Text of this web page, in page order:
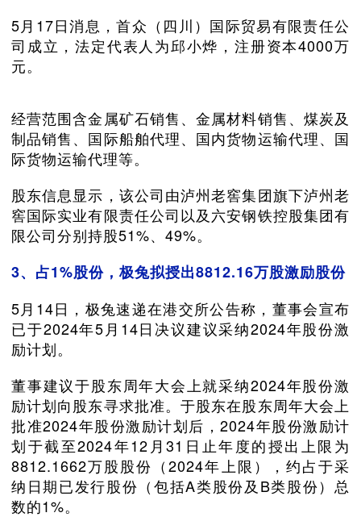
5月17日消息，首众（四川）国际贸易有限责任公
司成立，法定代表人为邱小烨，注册资本4000万
元。
经营范围含金属矿石销售、金属材料销售、煤炭及
制品销售、国际船舶代理、国内货物运输代理、国
际货物运输代理等。
股东信息显示，该公司由泸州老窖集团旗下泸州老
窖国际实业有限责任公司以及六安钢铁控股集团有
限公司分别持股51%、49%。
3、占1%股份，极兔拟授出8812.16万股激励股份
5月14日，极兔速递在港交所公告称，董事会宣布
已于2024年5月14日决议建议采纳2024年股份激
励计划。
董事建议于股东周年大会上就采纳2024年股份激
励计划向股东寻求批准。于股东在股东周年大会上
批准2024年股份激励计划后，2024年股份激励计
划于截至2024年12月31日止年度的授出上限为
8812.1662万股股份（2024年上限），约占于采
纳日期已发行股份（包括A类股份及B类股份）总
数的1%。